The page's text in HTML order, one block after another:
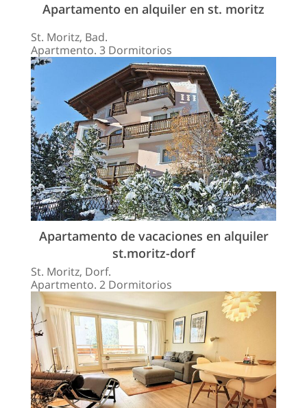
Apartamento en alquiler en st. moritz
St. Moritz, Bad.
Apartmento. 3 Dormitorios
Apartamento de vacaciones en alquiler
st.moritz-dorf
St. Moritz, Dorf.
Apartmento. 2 Dormitorios